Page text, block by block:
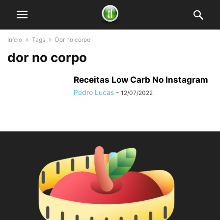
Início Tags Dor no corpo
dor no corpo
Receitas Low Carb No Instagram
Pedro Lucas - 12/07/2022